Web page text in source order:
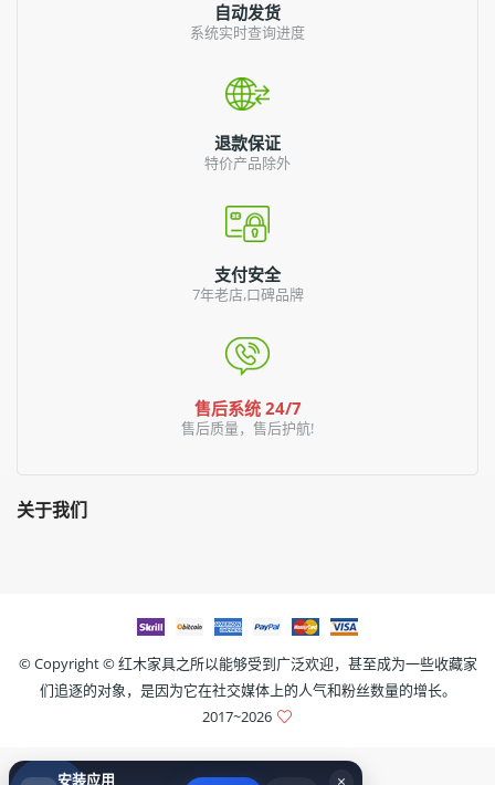
自动发货
系统实时查询进度
退款保证
特价产品除外
支付安全
7年老店,口碑品牌
售后系统 24/7
售后质量，售后护航!
关于我们
© Copyright ©红木家具之所以能够受到广泛欢迎，甚至成为一些收藏家
们追逐的对象，是因为它在社交媒体上的人气和粉丝数量的增长。
2017~2026
安装应用